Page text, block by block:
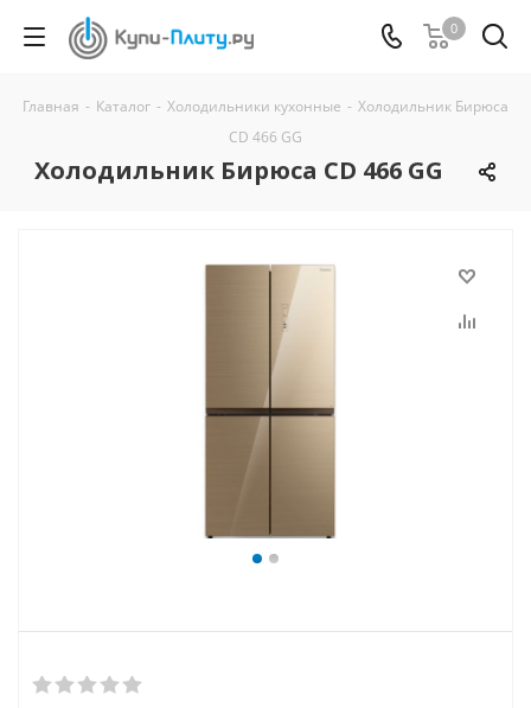
0
Главная - Каталог - Холодильники кухонные - Холодильник Бирюса
CD 466 GG
Холодильник Бирюса CD 466 GG